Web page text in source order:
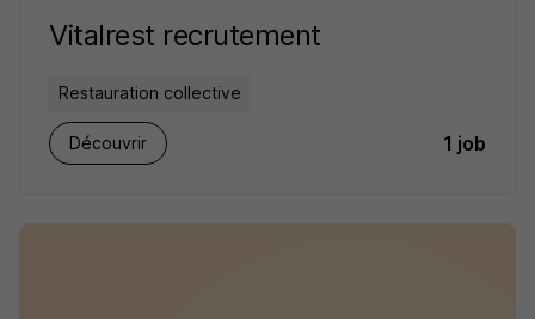
Vitalrest recrutement
Restauration collective
Découvrir 1 job